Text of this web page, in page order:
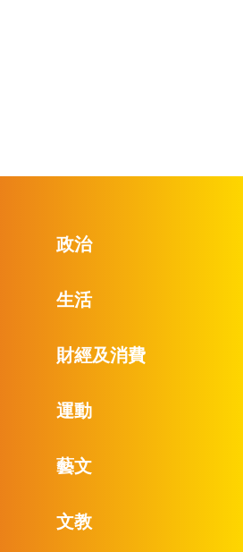
政治
生活
財經及消費
運動
藝文
文教